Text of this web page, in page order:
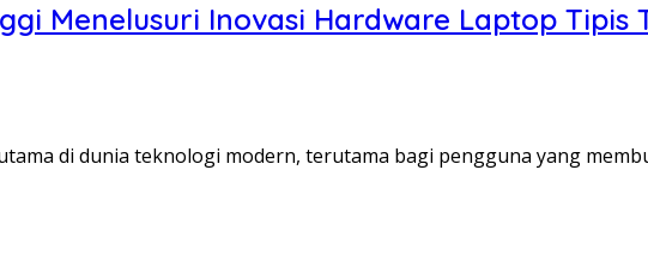
Menelusuri Inovasi Hardware Laptop Tipis
di dunia teknologi modern, terutama bagi pengguna yang